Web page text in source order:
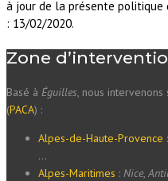
à jour de la présente
: 13/02/2020.
Zone
Basé à Éguilles, nous intervenons
(PACA) :
Alpes-de-Haute-Provence :
…
Alpes-Maritimes : Nice,